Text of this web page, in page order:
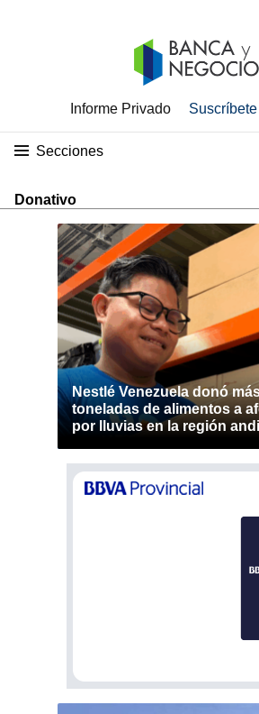
Informe Privado Suscríbete
Secciones
Donativo
Nestlé Venezuela donó
toneladas de alimentos a
por lluvias en la región